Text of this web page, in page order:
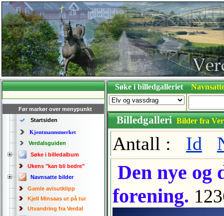
Før markør over menypunkt
Startsiden
Kjentmannsmerket
Verdalsguiden
Søke i billedalbum
Ukens "kan bli bedre"
Navnsatte bilder
Gamle avisutklipp
Kjell Minsaas ut på tur
Utvandring fra Verdal
Søke i billedgalleriet
Billedgalleri Bilder fra
Antall : Id
Den nye og
forening.